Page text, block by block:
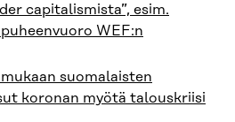
capitalismista”, esim.
WEF:n
suomalaisten
koronan myötä talouskriisi